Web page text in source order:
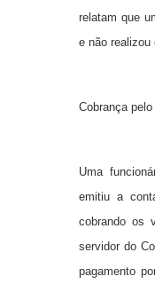
relatam que
e não realizou
Cobrança
Uma
emitiu a
cobrando os
servidor do
pagamento